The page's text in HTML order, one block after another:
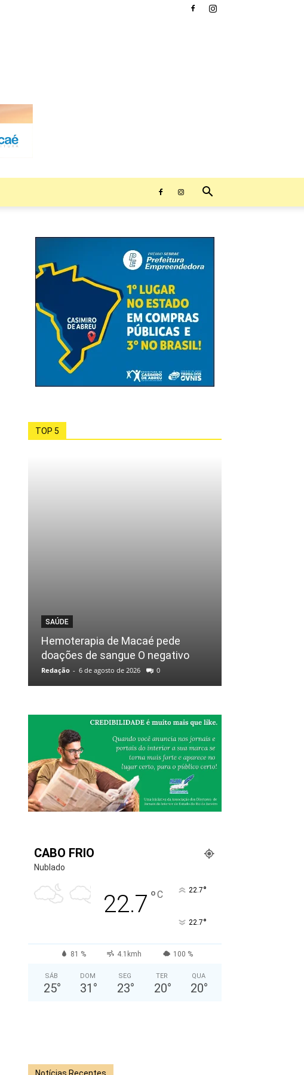
TOP 5
SAÚDE
Hemoterapia de Macaé pede
doações de sangue O negativo
Redação - 6 de agosto de 2026 0
CABO FRIO
Nublado
22.7 °C 22.7°
22.7°
81 % 4.1kmh 100 %
SÁB
25°
DOM
31 °
SEG
23°
TER
20°
QUA
20°